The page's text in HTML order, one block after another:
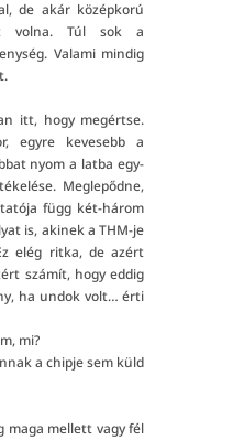
de akár középkorú
volna. Túl sok a
Valami mindig
itt, hogy megértse.
egyre kevesebb a
nyom a latba egy-
Meglepődne,
függ két-három
is, akinek a THM-je
elég ritka, de azért
számít, hogy eddig
ha undok volt… érti
mi?
a chipje sem küld
maga mellett vagy fél